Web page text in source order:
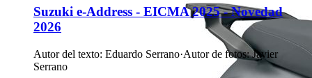
Suzuki e-Address - EICMA 2025 - Novedad
2026
Autor del texto: Eduardo Serrano·Autor de fotos: Javier
Serrano